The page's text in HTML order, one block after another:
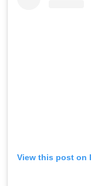
View this post on